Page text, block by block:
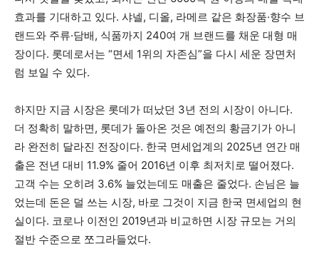
효과를 기대하고 있다. 샤넬, 디올, 라메르 같은 화장품·향수 브
랜드와 주류·담배, 식품까지 240여 개 브랜드를 채운 대형 매
장이다. 롯데로서는 “면세 1위의 자존심”을 다시 세운 장면처
럼 보일 수 있다.
하지만 지금 시장은 롯데가 떠났던 3년 전의 시장이 아니다.
더 정확히 말하면, 롯데가 돌아온 것은 예전의 황금기가 아니
라 완전히 달라진 전장이다. 한국 면세업계의 2025년 연간 매
출은 전년 대비 11.9% 줄어 2016년 이후 최저치로 떨어졌다.
고객 수는 오히려 3.6% 늘었는데도 매출은 줄었다. 손님은 늘
었는데 돈은 덜 쓰는 시장, 바로 그것이 지금 한국 면세업의 현
실이다. 코로나 이전인 2019년과 비교하면 시장 규모는 거의
절반 수준으로 쪼그라들었다.